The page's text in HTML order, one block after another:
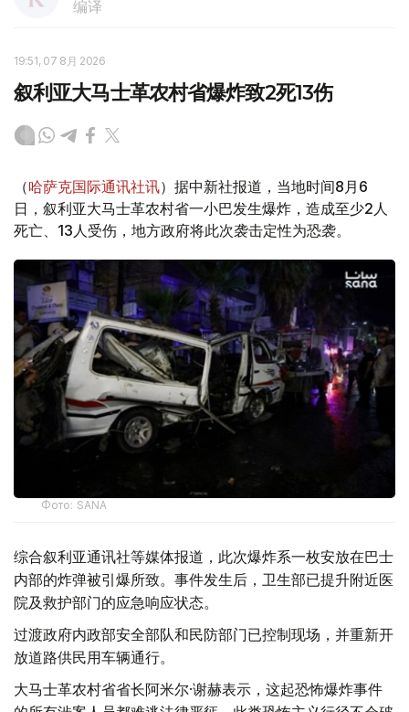
编译
19:51, 07 8月 2026
叙利亚大马士革农村省爆炸致2死13伤
（哈萨克国际通讯社讯）据中新社报道，当地时间8月6
日，叙利亚大马士革农村省一小巴发生爆炸，造成至少2人
死亡、13人受伤，地方政府将此次袭击定性为恐袭。
Фото: SANA
综合叙利亚通讯社等媒体报道，此次爆炸系一枚安放在巴士
内部的炸弹被引爆所致。事件发生后，卫生部已提升附近医
院及救护部门的应急响应状态。
过渡政府内政部安全部队和民防部门已控制现场，并重新开
放道路供民用车辆通行。
大马士革农村省省长阿米尔·谢赫表示，这起恐怖爆炸事件